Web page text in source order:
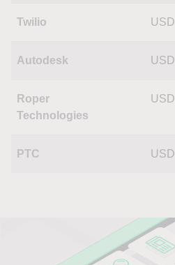
Twilio USD
Autodesk USD
Roper
Technologies
USD
PTC USD